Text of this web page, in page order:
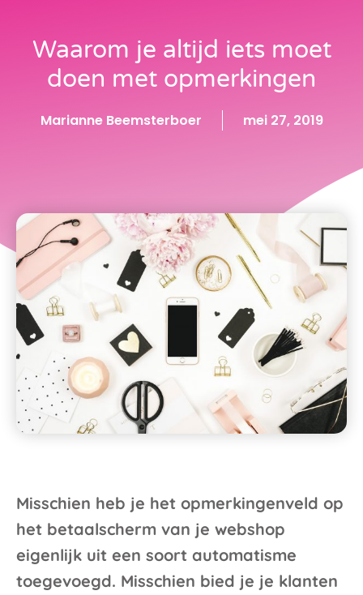
Waarom je altijd iets moet
doen met opmerkingen
Marianne Beemsterboer mei 27, 2019
Misschien heb je het opmerkingenveld op
het betaalscherm van je webshop
eigenlijk uit een soort automatisme
toegevoegd. Misschien bied je je klanten